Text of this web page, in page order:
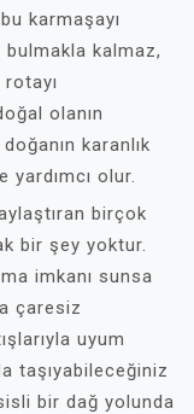
karmaşayı
bulmakla kalmaz,
olanın
karanlık
olur.
birçok
bir şey yoktur.
imkanı sunsa
çaresiz
uyum
taşıyabileceğiniz
bir dağ yolunda